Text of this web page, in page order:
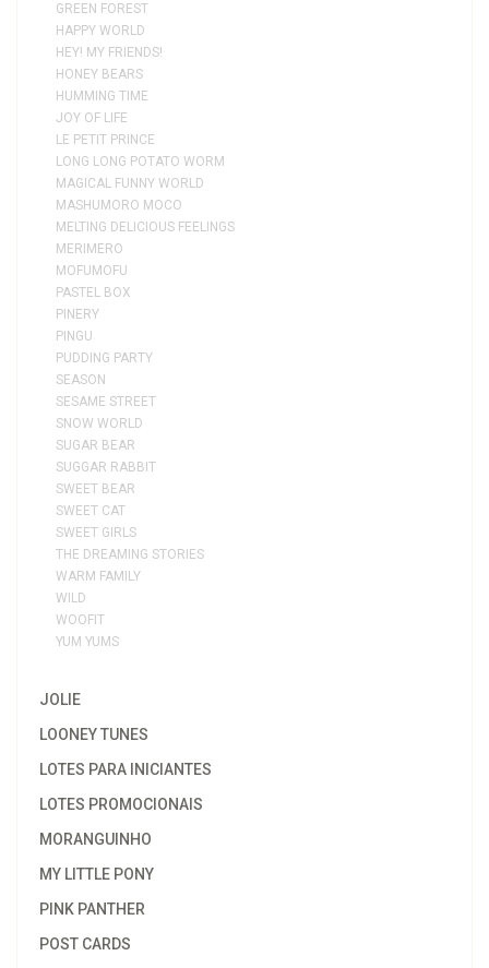
GREEN FOREST
HAPPY WORLD
HEY! MY FRIENDS!
HONEY BEARS
HUMMING TIME
JOY OF LIFE
LE PETIT PRINCE
LONG LONG POTATO WORM
MAGICAL FUNNY WORLD
MASHUMORO MOCO
MELTING DELICIOUS FEELINGS
MERIMERO
MOFUMOFU
PASTEL BOX
PINERY
PINGU
PUDDING PARTY
SEASON
SESAME STREET
SNOW WORLD
SUGAR BEAR
SUGGAR RABBIT
SWEET BEAR
SWEET CAT
SWEET GIRLS
THE DREAMING STORIES
WARM FAMILY
WILD
WOOFIT
YUM YUMS
JOLIE
LOONEY TUNES
LOTES PARA INICIANTES
LOTES PROMOCIONAIS
MORANGUINHO
MY LITTLE PONY
PINK PANTHER
POST CARDS